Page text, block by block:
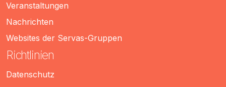
Veranstaltungen
Nachrichten
Websites der Servas-Gruppen
Richtlinien
Datenschutz